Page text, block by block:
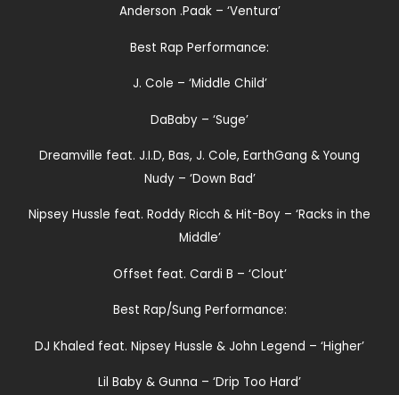
Anderson .Paak – ‘Ventura’
Best Rap Performance:
J. Cole – ‘Middle Child’
DaBaby – ‘Suge’
Dreamville feat. J.I.D, Bas, J. Cole, EarthGang & Young
Nudy – ‘Down Bad’
Nipsey Hussle feat. Roddy Ricch & Hit-Boy – ‘Racks in the
Middle’
Offset feat. Cardi B – ‘Clout’
Best Rap/Sung Performance:
DJ Khaled feat. Nipsey Hussle & John Legend – ‘Higher’
Lil Baby & Gunna – ‘Drip Too Hard’